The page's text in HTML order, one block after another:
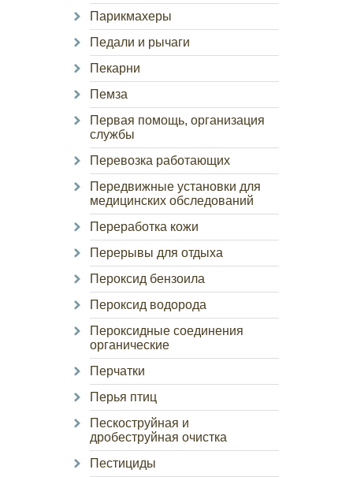
Парикмахеры
Педали и рычаги
Пекарни
Пемза
Первая помощь, организация
службы
Перевозка работающих
Передвижные установки для
медицинских обследований
Переработка кожи
Перерывы для отдыха
Пероксид бензоила
Пероксид водорода
Пероксидные соединения
органические
Перчатки
Перья птиц
Пескоструйная и
дробеструйная очистка
Пестициды